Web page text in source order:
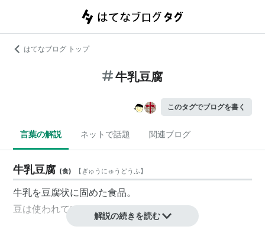
はてなブログ トップ
牛乳豆腐
このタグでブログを書く
言葉の解説 ネットで話題 関連ブログ
牛乳豆腐 (食) 【ぎゅうにゅうどうふ】
牛乳を豆腐状に固めた食品。
豆は使われていない。
解説の続きを読む